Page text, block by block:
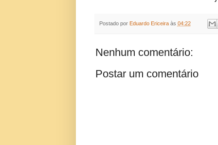
Postado por Eduardo Ericeira às 04:22
Nenhum comentário:
Postar um comentário